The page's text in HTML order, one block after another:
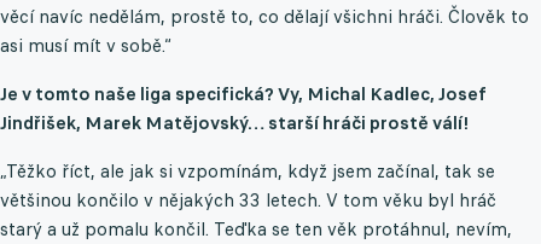
věcí navíc nedělám, prostě to, co dělají všichni hráči. Člověk to
asi musí mít v sobě.“
Je v tomto naše liga specifická? Vy, Michal Kadlec, Josef
Jindřišek, Marek Matějovský… starší hráči prostě válí!
„Těžko říct, ale jak si vzpomínám, když jsem začínal, tak se
většinou končilo v nějakých 33 letech. V tom věku byl hráč
starý a už pomalu končil. Teďka se ten věk protáhnul, nevím,